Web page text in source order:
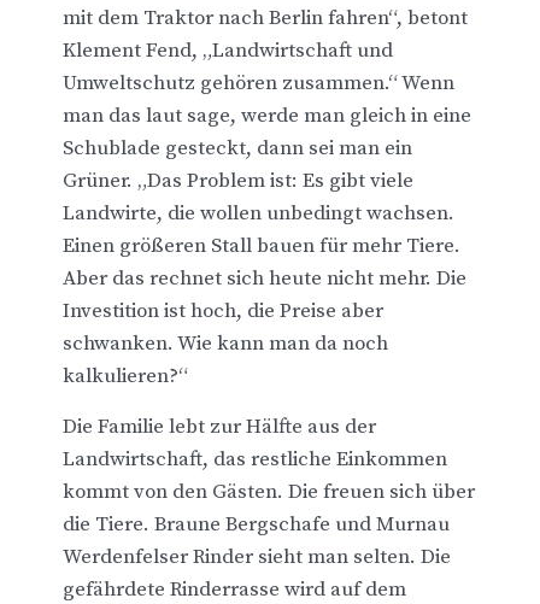
mit dem Traktor nach Berlin fahren“, betont
Klement Fend, „Landwirtschaft und
Umweltschutz gehören zusammen.“ Wenn
man das laut sage, werde man gleich in eine
Schublade gesteckt, dann sei man ein
Grüner. „Das Problem ist: Es gibt viele
Landwirte, die wollen unbedingt wachsen.
Einen größeren Stall bauen für mehr Tiere.
Aber das rechnet sich heute nicht mehr. Die
Investition ist hoch, die Preise aber
schwanken. Wie kann man da noch
kalkulieren?“
Die Familie lebt zur Hälfte aus der
Landwirtschaft, das restliche Einkommen
kommt von den Gästen. Die freuen sich über
die Tiere. Braune Bergschafe und Murnau
Werdenfelser Rinder sieht man selten. Die
gefährdete Rinderrasse wird auf dem